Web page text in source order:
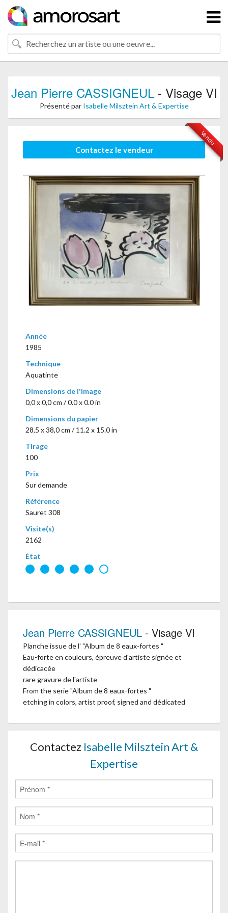
Jean Pierre CASSIGNEUL - Visage VI
Présenté par Isabelle Milsztein Art & Expertise
Vendu
Contactez le vendeur
Année
1985
Technique
Aquatinte
Dimensions de l'image
0,0 x 0,0 cm / 0.0 x 0.0 in
Dimensions du papier
28,5 x 38,0 cm / 11.2 x 15.0 in
Tirage
100
Prix
Sur demande
Référence
Sauret 308
Visite(s)
2162
État
Jean Pierre CASSIGNEUL - Visage VI
Planche issue de l' "Album de 8 eaux-fortes "
Eau-forte en couleurs, épreuve d'artiste signée et
dédicacée
rare gravure de l'artiste
From the serie "Album de 8 eaux-fortes "
etching in colors, artist proof, signed and dédicated
Contactez Isabelle Milsztein Art &
Expertise